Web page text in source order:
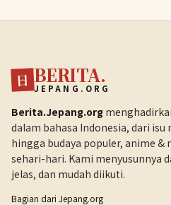
日 BERITA.
JEPANG.ORG
Berita.Jepang.org
dalam bahasa Indonesia, dari
hingga budaya populer, anime &
sehari-hari. Kami menyusunnya
jelas, dan mudah diikuti.
Bagian dari Jepang.org